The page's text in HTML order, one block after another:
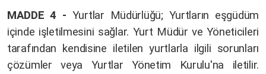
MADDE 4 - Yurtlar Müdürlüğü; Yurtların eşgüdüm
içinde işletilmesini sağlar. Yurt Müdür ve Yöneticileri
tarafından kendisine iletilen yurtlarla ilgili sorunları
çözümler veya Yurtlar Yönetim Kurulu'na iletilir.